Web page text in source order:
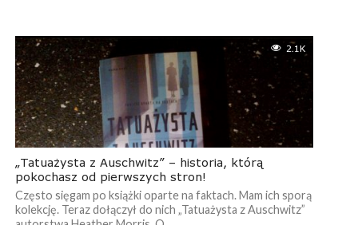
2.1K
„Tatuażysta z Auschwitz” – historia, którą
pokochasz od pierwszych stron!
Często sięgam po książki oparte na faktach. Mam ich sporą
kolekcję. Teraz dołączył do nich „Tatuażysta z Auschwitz”